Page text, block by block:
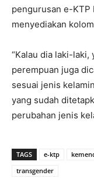
pengurusan e-KTP
menyediakan
“Kalau dia laki-laki,
perempuan juga
sesuai jenis
yang sudah
perubahan jenis
TAGS e-ktp
transgender